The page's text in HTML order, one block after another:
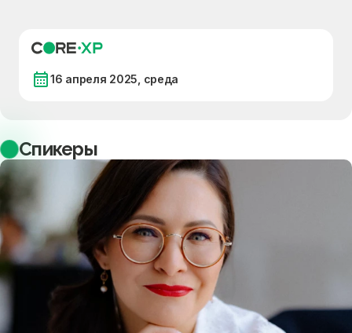
16 апреля 2025, среда
Спикеры